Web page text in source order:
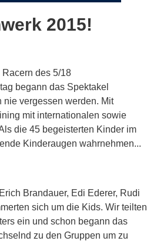
2015!
des 5/18
begann das Spektakel
vergessen werden. Mit
mit internationalen sowie
die 45 begeisterten Kinder im
Kinderaugen wahrnehmen...
Brandauer, Edi Ederer, Rudi
sich um die Kids. Wir teilten
ein und schon begann das
zu den Gruppen um zu